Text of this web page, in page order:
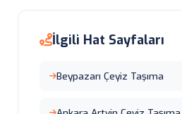
İlgili Hat Sayfaları
Beypazarı Çeyiz Taşıma